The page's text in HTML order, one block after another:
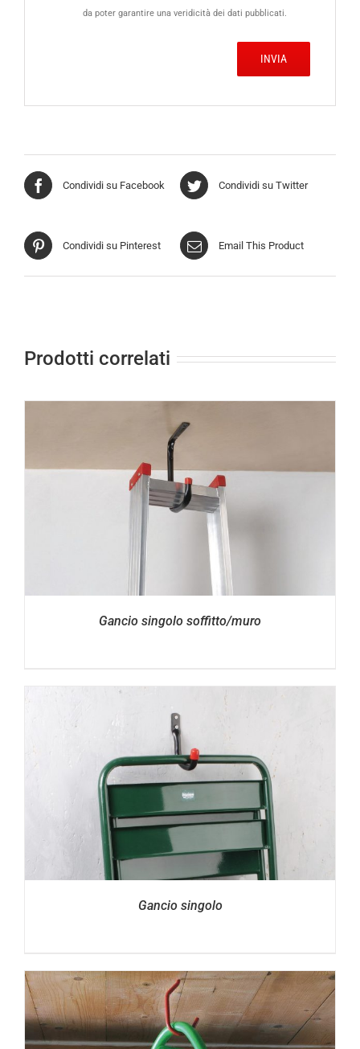
da poter garantire una veridicità dei dati pubblicati.
Condividi su Facebook Condividi su Twitter
Condividi su Pinterest Email This Product
Prodotti correlati
Gancio singolo soffitto/muro
Gancio singolo